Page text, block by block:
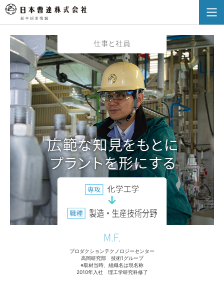
M.F.
プロダクションテクノロジーセンター
高岡研究部 技術1グループ
※取材当時、組織名は現名称
2010年入社 理工学研究科修了